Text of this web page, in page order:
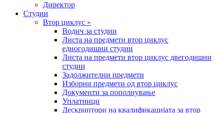
Директор
Студии
Втор циклус »
Водич за студии
Листа на предмети втор циклус
едногодишни студии
Листа на предмети втор циклус двегодишни
студии
Задолжителни предмети
Изборни предмети од втор циклус
Документи за пополнување
Уплатници
Дескриптори на квалификацијата за втор